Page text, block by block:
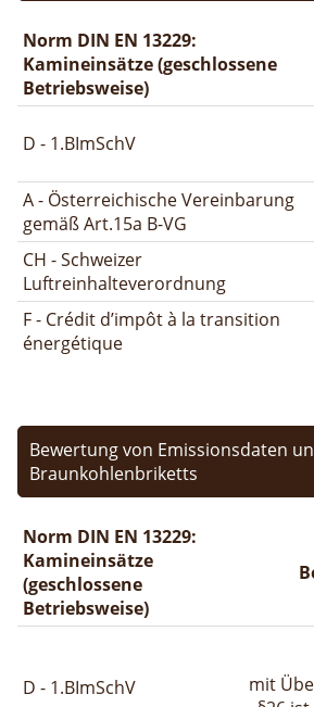
Norm DIN EN 13229:
Kamineinsätze (geschlossene
Betriebsweise)
D - 1.BImSchV
A - Österreichische Vereinbarung
gemäß Art.15a B-VG
CH - Schweizer
Luftreinhalteverordnung
F - Crédit d’impôt à la transition
énergétique
Bewertung von Emissionsdaten
Braunkohlenbriketts
Norm DIN EN 13229:
Kamineinsätze
(geschlossene
Betriebsweise)
D - 1.BImSchV
mit